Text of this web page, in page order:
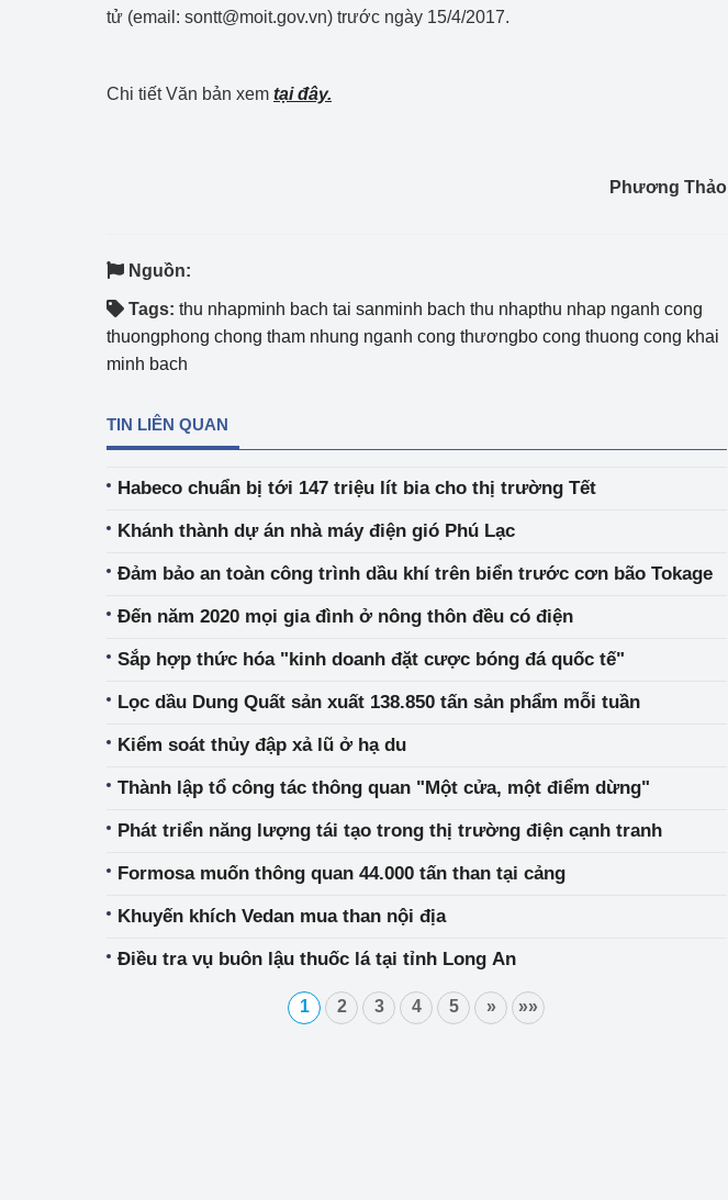
Bảo vệ môi trường
Thị trường châu Âu – châu Mỹ
Ngành Công Thương đưa nghị quyết
Đại hội XIV của Đảng vào cuộc sống
Sản xuất công nghiệp
tử (email: sontt@moit.gov.vn) trước ngày 15/4/2017.
Chi tiết Văn bản xem tại đây.
Phương Thảo
Nguồn:
Tags: thu nhapminh bach tai sanminh bach thu nhapthu nhap nganh cong
thuongphong chong tham nhung nganh cong thươngbo cong thuong cong khai
minh bach
TIN LIÊN QUAN
Habeco chuẩn bị tới 147 triệu lít bia cho thị trường Tết
Khánh thành dự án nhà máy điện gió Phú Lạc
Đảm bảo an toàn công trình dầu khí trên biển trước cơn bão Tokage
Đến năm 2020 mọi gia đình ở nông thôn đều có điện
Sắp hợp thức hóa "kinh doanh đặt cược bóng đá quốc tế"
Lọc dầu Dung Quất sản xuất 138.850 tấn sản phẩm mỗi tuần
Kiểm soát thủy đập xả lũ ở hạ du
Thành lập tổ công tác thông quan "Một cửa, một điểm dừng"
Phát triển năng lượng tái tạo trong thị trường điện cạnh tranh
Formosa muốn thông quan 44.000 tấn than tại cảng
Khuyến khích Vedan mua than nội địa
Điều tra vụ buôn lậu thuốc lá tại tỉnh Long An
1 2 3 4 5 » »»